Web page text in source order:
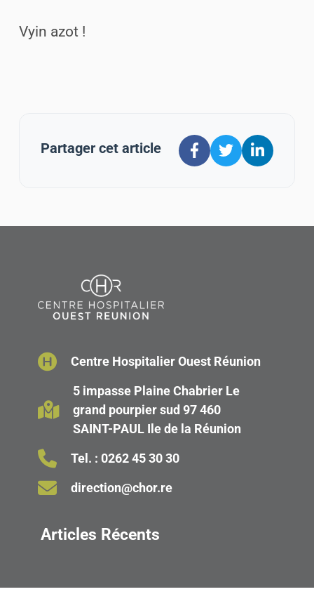
Vyin azot !
Partager cet article
Centre Hospitalier Ouest Réunion
5 impasse Plaine Chabrier Le
grand pourpier sud 97 460
SAINT-PAUL Ile de la Réunion
Tel. : 0262 45 30 30
direction@chor.re
Articles Récents